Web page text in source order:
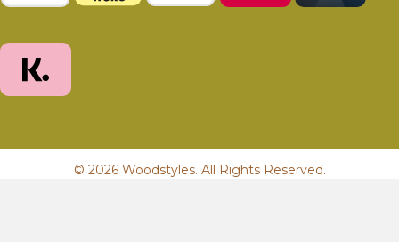
© 2026 Woodstyles. All Rights Reserved.